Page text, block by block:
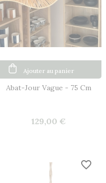
Abat-Jour Vague - 75 Cm
129,00 €
Ajouter au panier
favorite_border